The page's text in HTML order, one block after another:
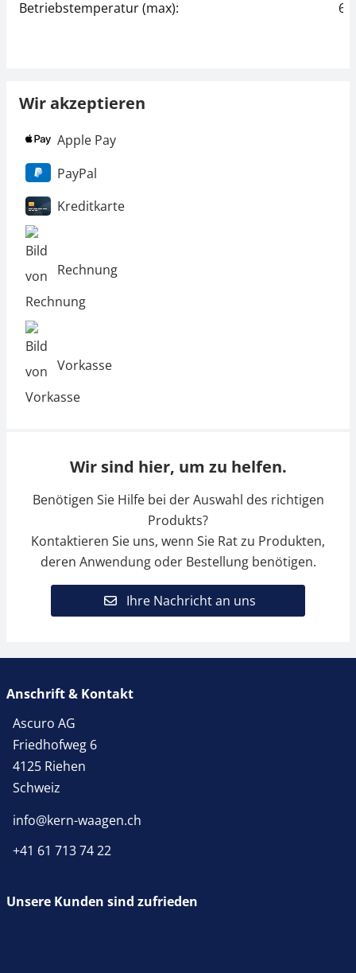
Betriebstemperatur (max):
60
Wir akzeptieren
Apple Pay
PayPal
Kreditkarte
Rechnung
Vorkasse
Wir sind hier, um zu helfen.
Benötigen Sie Hilfe bei der Auswahl des richtigen
Produkts?
Kontaktieren Sie uns, wenn Sie Rat zu Produkten,
deren Anwendung oder Bestellung benötigen.
Ihre Nachricht an uns
Anschrift & Kontakt
Ascuro AG
Friedhofweg 6
4125 Riehen
Schweiz
info@kern-waagen.ch
+41 61 713 74 22
Unsere Kunden sind zufrieden